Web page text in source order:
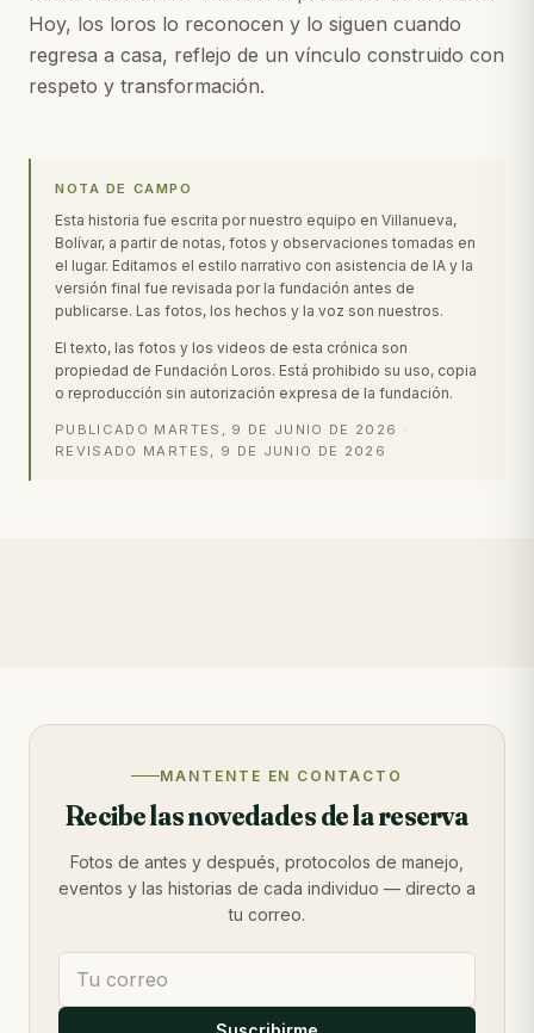
Hoy, los loros lo reconocen y lo siguen cuando
regresa a casa, reflejo de un vínculo construido con
respeto y transformación.
NOTA DE CAMPO
Esta historia fue escrita por nuestro equipo en Villanueva,
Bolívar, a partir de notas, fotos y observaciones tomadas en
el lugar. Editamos el estilo narrativo con asistencia de IA y la
versión final fue revisada por la fundación antes de
publicarse. Las fotos, los hechos y la voz son nuestros.
El texto, las fotos y los videos de esta crónica son
propiedad de Fundación Loros. Está prohibido su uso, copia
o reproducción sin autorización expresa de la fundación.
PUBLICADO MARTES, 9 DE JUNIO DE 2026 ·
REVISADO MARTES, 9 DE JUNIO DE 2026
MANTENTE EN CONTACTO
Recibe las novedades de la reserva
Fotos de antes y después, protocolos de manejo,
eventos y las historias de cada individuo — directo a
tu correo.